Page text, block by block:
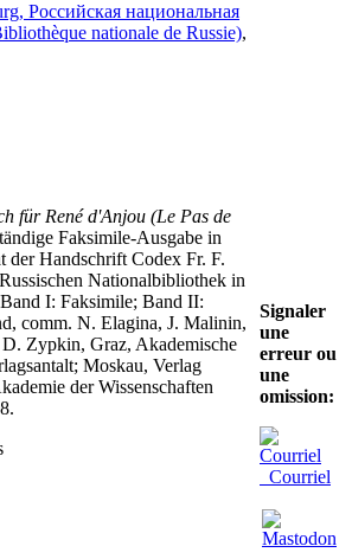
Российская национальная
nationale de Russie),
für René d'Anjou (Le Pas de
Faksimile-Ausgabe in
der Handschrift Codex Fr. F.
Nationalbibliothek in
I: Faksimile; Band II:
comm. N. Elagina, J. Malinin,
Zypkin, Graz, Akademische
Moskau, Verlag
der Wissenschaften
Signaler
une
erreur ou
une
omission:
Courriel